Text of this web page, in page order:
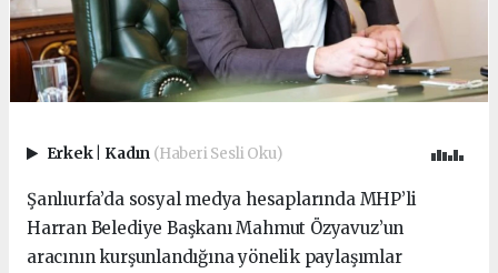
Erkek Kadın (Haberi Sesli Oku)
Şanlıurfa’da sosyal medya hesaplarında MHP’li
Harran Belediye Başkanı Mahmut Özyavuz’un
aracının kurşunlandığına yönelik paylaşımlar